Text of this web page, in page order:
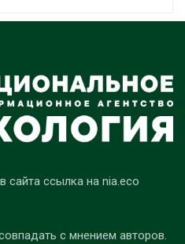
сайта ссылка на nia.eco
с мнением авторов.